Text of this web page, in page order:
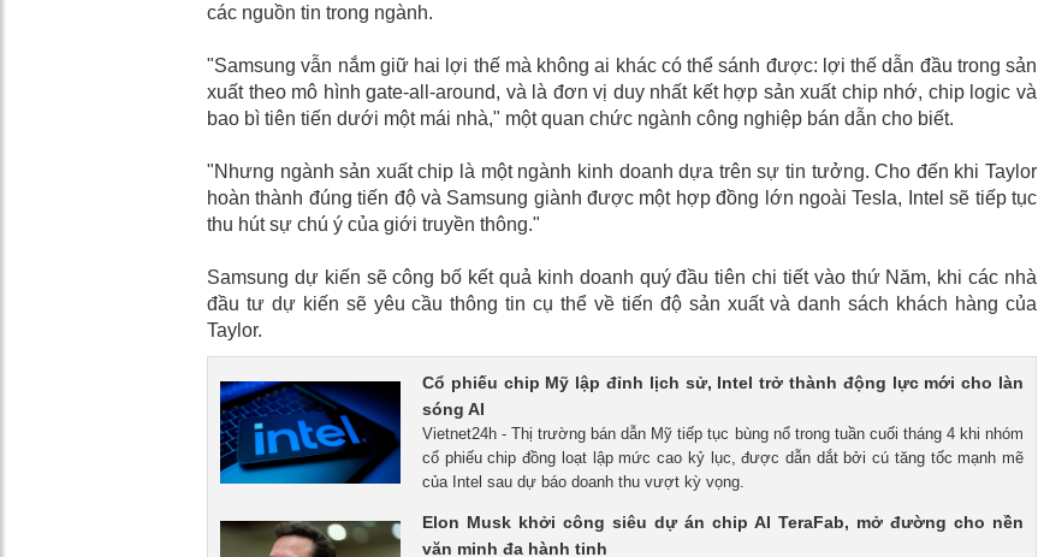
các nguồn tin trong ngành.
"Samsung vẫn nắm giữ hai lợi thế mà không ai khác có thể sánh được: lợi thế dẫn đầu trong sản
xuất theo mô hình gate-all-around, và là đơn vị duy nhất kết hợp sản xuất chip nhớ, chip logic và
bao bì tiên tiến dưới một mái nhà," một quan chức ngành công nghiệp bán dẫn cho biết.
"Nhưng ngành sản xuất chip là một ngành kinh doanh dựa trên sự tin tưởng. Cho đến khi Taylor
hoàn thành đúng tiến độ và Samsung giành được một hợp đồng lớn ngoài Tesla, Intel sẽ tiếp tục
thu hút sự chú ý của giới truyền thông."
Samsung dự kiến ​​sẽ công bố kết quả kinh doanh quý đầu tiên chi tiết vào thứ Năm, khi các nhà
đầu tư dự kiến ​​sẽ yêu cầu thông tin cụ thể về tiến độ sản xuất và danh sách khách hàng của
Taylor.
Cổ phiếu chip Mỹ lập đỉnh lịch sử, Intel trở thành động lực mới cho làn
sóng AI
Vietnet24h - Thị trường bán dẫn Mỹ tiếp tục bùng nổ trong tuần cuối tháng 4 khi nhóm
cổ phiếu chip đồng loạt lập mức cao kỷ lục, được dẫn dắt bởi cú tăng tốc mạnh mẽ
của Intel sau dự báo doanh thu vượt kỳ vọng.
Elon Musk khởi công siêu dự án chip AI TeraFab, mở đường cho nền
văn minh đa hành tinh